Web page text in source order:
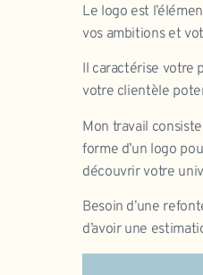
Le logo est
vos ambitions et
Il caractérise votre
votre clientèle
Mon travail
forme d’un logo
découvrir votre
Besoin d’une
d’avoir une